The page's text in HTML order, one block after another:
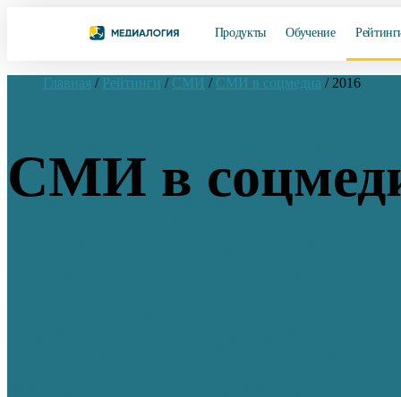
Продукты Обучение
Главная / Рейтинги / СМИ / СМИ в соцмедиа / 2016
СМИ в